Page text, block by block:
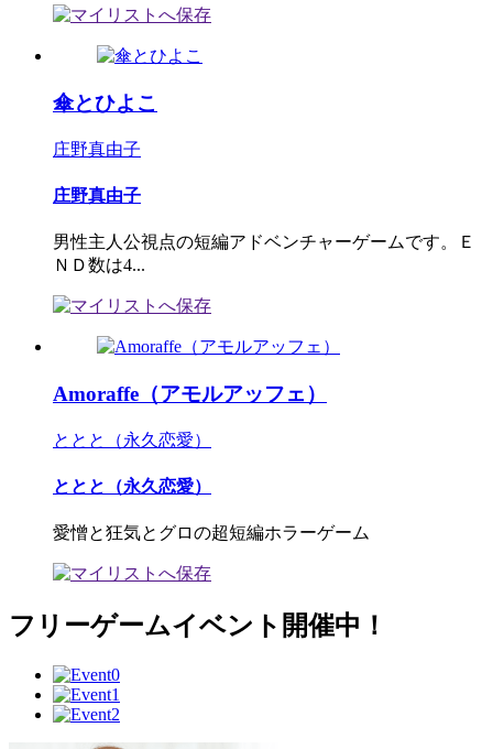
傘とひよこ
庄野真由子
庄野真由子
男性主人公視点の短編アドベンチャーゲームです。Ｅ
ＮＤ数は4...
Amoraffe（アモルアッフェ）
ととと（永久恋愛）
ととと（永久恋愛）
愛憎と狂気とグロの超短編ホラーゲーム
フリーゲームイベント開催中！